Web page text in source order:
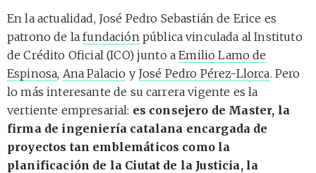
En la actualidad, José Pedro Sebastián de Erice es
patrono de lafundación pública vinculada al Instituto
de Crédito Oficial (ICO) junto aEmilio Lamo de
Espinosa, Ana Palacio y José Pedro Pérez-Llorca. Pero
lo más interesante de su carrera vigente es la
vertiente empresarial: es consejero de Master, la
firma de ingeniería catalana encargada de
proyectos tan emblemáticos como la
planificación de la Ciutat de la Justicia, la